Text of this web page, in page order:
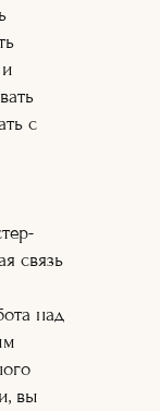
с
связь
над
вы